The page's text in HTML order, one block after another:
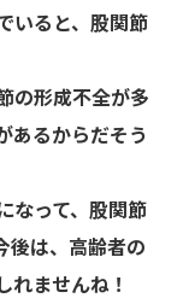
いると、股関節
の形成不全が多
あるからだそう
なって、股関節
後は、高齢者の
れませんね！